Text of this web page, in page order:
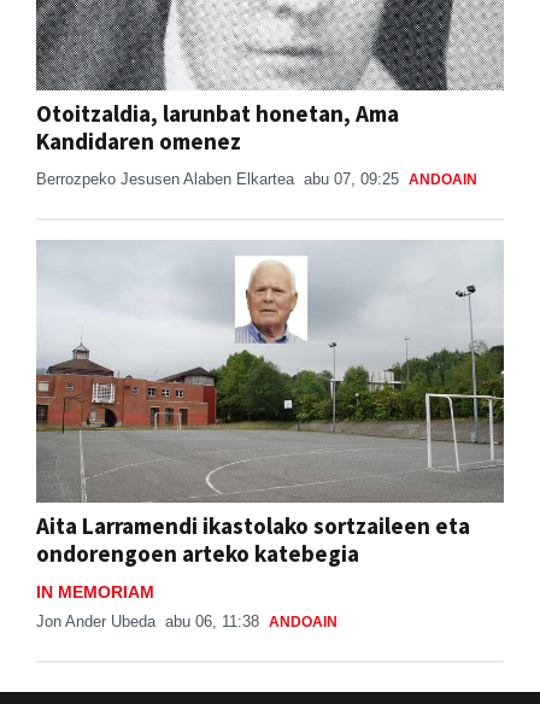
Otoitzaldia, larunbat honetan, Ama
Kandidaren omenez
Berrozpeko Jesusen Alaben Elkartea abu 07, 09:25 ANDOAIN
Aita Larramendi ikastolako sortzaileen eta
ondorengoen arteko katebegia
IN MEMORIAM
Jon Ander Ubeda abu 06, 11:38 ANDOAIN